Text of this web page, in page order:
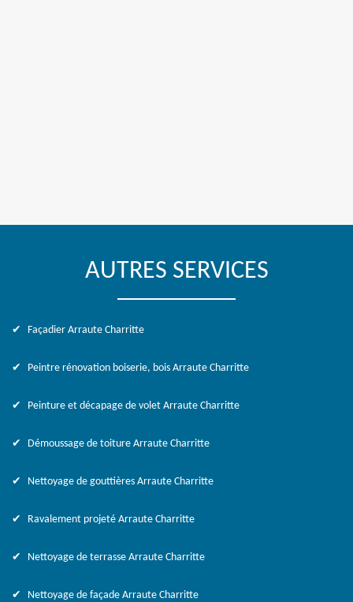
AUTRES SERVICES
Façadier Arraute Charritte
Peintre rénovation boiserie, bois Arraute Charritte
Peinture et décapage de volet Arraute Charritte
Démoussage de toiture Arraute Charritte
Nettoyage de gouttières Arraute Charritte
Ravalement projeté Arraute Charritte
Nettoyage de terrasse Arraute Charritte
Nettoyage de façade Arraute Charritte